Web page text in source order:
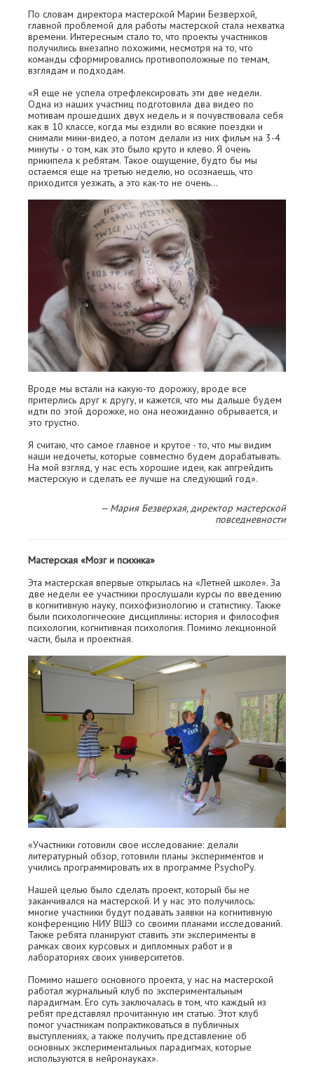
По словам директора мастерской Марии Безверхой,
главной проблемой для работы мастерской стала нехватка
времени. Интересным стало то, что проекты участников
получились внезапно похожими, несмотря на то, что
команды сформировались противоположные по темам,
взглядам и подходам.
«Я еще не успела отрефлексировать эти две недели.
Одна из наших участниц подготовила два видео по
мотивам прошедших двух недель и я почувствовала себя
как в 10 классе, когда мы ездили во всякие поездки и
снимали мини-видео, а потом делали из них фильм на 3-4
минуты - о том, как это было круто и клево. Я очень
прикипела к ребятам. Такое ощущение, будто бы мы
остаемся еще на третью неделю, но осознаешь, что
приходится уезжать, а это как-то не очень...
Вроде мы встали на какую-то дорожку, вроде все
притерлись друг к другу, и кажется, что мы дальше будем
идти по этой дорожке, но она неожиданно обрывается, и
это грустно.
Я считаю, что самое главное и крутое - то, что мы видим
наши недочеты, которые совместно будем дорабатывать.
На мой взгляд, у нас есть хорошие идеи, как апгрейдить
мастерскую и сделать ее лучше на следующий год».
— Мария Безверхая, директор мастерской
повседневности
Мастерская «Мозг и психика»
Эта мастерская впервые открылась на «Летней школе». За
две недели ее участники прослушали курсы по введению
в когнитивную науку, психофизиологию и статистику. Также
были психологические дисциплины: история и философия
психологии, когнитивная психология. Помимо лекционной
части, была и проектная.
«Участники готовили свое исследование: делали
литературный обзор, готовили планы экспериментов и
учились программировать их в программе PsychoPy.
Нашей целью было сделать проект, который бы не
заканчивался на мастерской. И у нас это получилось:
многие участники будут подавать заявки на когнитивную
конференцию НИУ ВШЭ со своими планами исследований.
Также ребята планируют ставить эти эксперименты в
рамках своих курсовых и дипломных работ и в
лабораториях своих университетов.
Помимо нашего основного проекта, у нас на мастерской
работал журнальный клуб по экспериментальным
парадигмам. Его суть заключалась в том, что каждый из
ребят представлял прочитанную им статью. Этот клуб
помог участникам попрактиковаться в публичных
выступлениях, а также получить представление об
основных экспериментальных парадигмах, которые
используются в нейронауках».